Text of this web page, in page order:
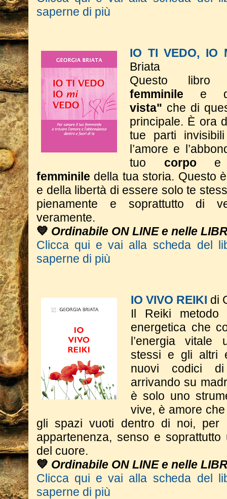
saperne di più
IO TI VEDO, IO
Briata
Questo libro
femminile e
vista" che di
principale. È ora
tue parti
l’amore e
tuo corpo
femminile della tua storia. Questo
e della libertà di essere solo te
pienamente e soprattutto di
veramente.
💙 Ordinabile ON LINE e nelle
Clicca qui e vai alla scheda del
saperne di più
IO VIVO REIKI di
Il Reiki
energetica che
l’energia vitale
stessi e gli altri
nuovi codici
arrivando su
è solo uno
vive, è amore
gli spazi vuoti dentro di noi, per
appartenenza, senso e
del cuore.
💙 Ordinabile ON LINE e nelle
Clicca qui e vai alla scheda del
saperne di più